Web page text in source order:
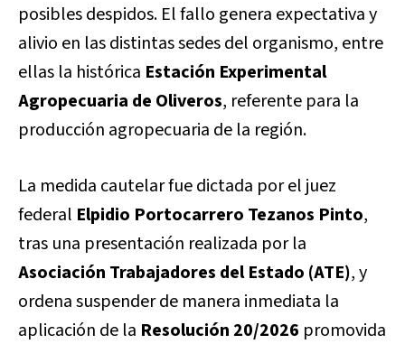
posibles despidos. El fallo genera expectativa y
alivio en las distintas sedes del organismo, entre
ellas la histórica Estación Experimental
Agropecuaria de Oliveros, referente para la
producción agropecuaria de la región.
La medida cautelar fue dictada por el juez
federal Elpidio Portocarrero Tezanos Pinto,
tras una presentación realizada por la
Asociación Trabajadores del Estado (ATE), y
ordena suspender de manera inmediata la
aplicación de la Resolución 20/2026 promovida